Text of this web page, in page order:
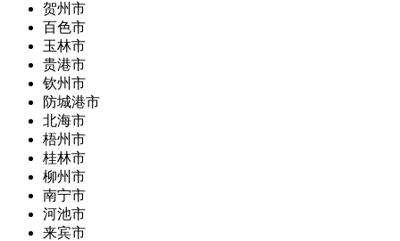
贺州市
百色市
玉林市
贵港市
钦州市
防城港市
北海市
梧州市
桂林市
柳州市
南宁市
河池市
来宾市